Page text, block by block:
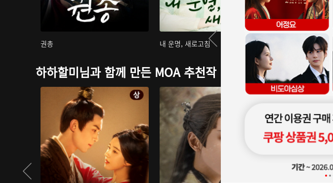
권총 내 운명, 새로고침
하하할미님과 함께 만든 MOA 추천작